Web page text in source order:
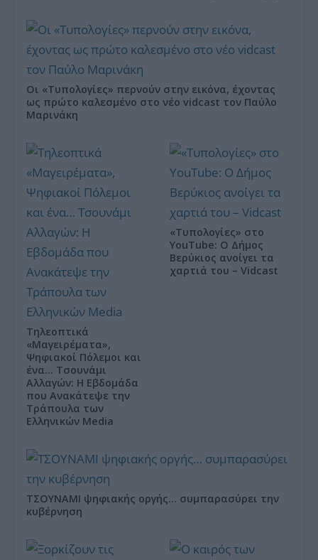
Οι «Τυπολογίες» περνούν στην εικόνα, έχοντας
ως πρώτο καλεσμένο στο νέο vidcast τον Παύλο
Μαρινάκη
Τηλεοπτικά
«Μαγειρέματα»,
Ψηφιακοί Πόλεμοι και
ένα… Τσουνάμι
Αλλαγών: Η Εβδομάδα
που Ανακάτεψε την
Τράπουλα των
Ελληνικών Media
«Τυπολογίες» στο
YouTube: Ο Δήμος
Βερύκιος ανοίγει τα
χαρτιά του – Vidcast
ΤΣΟΥΝΑΜΙ ψηφιακής οργής… συμπαρασύρει την
κυβέρνηση